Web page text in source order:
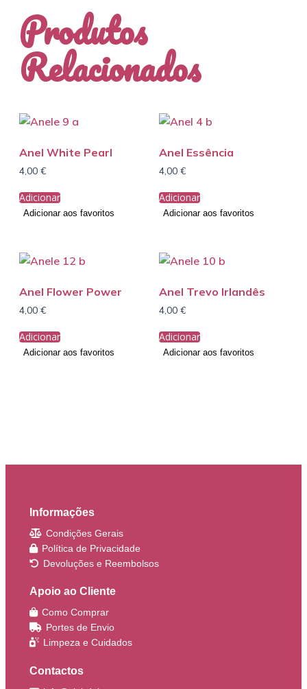
Produtos
Relacionados
Anel White Pearl
4,00 €
Adicionar
Adicionar aos favoritos
Anel Essência
4,00 €
Adicionar
Adicionar aos favoritos
Anel Flower Power
4,00 €
Adicionar
Adicionar aos favoritos
Anel Trevo Irlandês
4,00 €
Adicionar
Adicionar aos favoritos
Informações
Condições Gerais
Política de Privacidade
Devoluções e Reembolsos
Apoio ao Cliente
Como Comprar
Portes de Envio
Limpeza e Cuidados
Contactos